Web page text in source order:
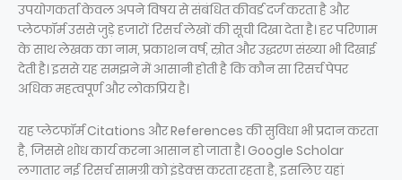
उपयोगकर्ता केवल अपने विषय से संबंधित कीवर्ड दर्ज करता है और
प्लेटफॉर्म उससे जुड़े हजारों रिसर्च लेखों की सूची दिखा देता है। हर परिणाम
के साथ लेखक का नाम, प्रकाशन वर्ष, स्रोत और उद्धरण संख्या भी दिखाई
देती है। इससे यह समझने में आसानी होती है कि कौन सा रिसर्च पेपर
अधिक महत्वपूर्ण और लोकप्रिय है।
यह प्लेटफॉर्म Citations और References की सुविधा भी प्रदान करता
है, जिससे शोध कार्य करना आसान हो जाता है। Google Scholar
लगातार नई रिसर्च सामग्री को इंडेक्स करता रहता है, इसलिए यहां